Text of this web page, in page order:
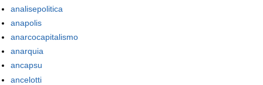
analisepolitica
anapolis
anarcocapitalismo
anarquia
ancapsu
ancelotti